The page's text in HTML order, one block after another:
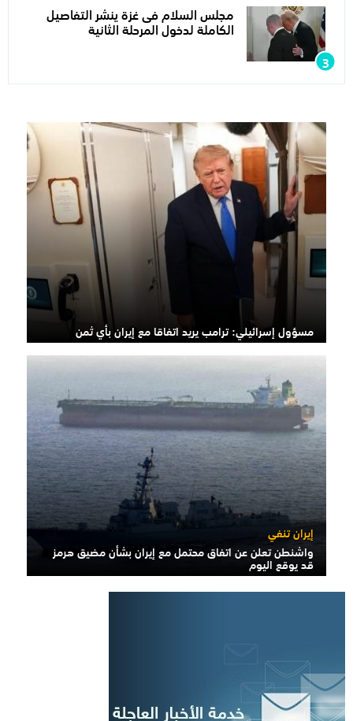
مجلس السلام فى غزة ينشر التفاصيل
الكاملة لدخول المرحلة الثانية
مسؤول إسرائيلي: ترامب يريد اتفاقا مع إيران بأي ثمن
إيران تنفي
واشنطن تعلن عن اتفاق محتمل مع إيران بشأن مضيق هرمز
قد يوقع اليوم